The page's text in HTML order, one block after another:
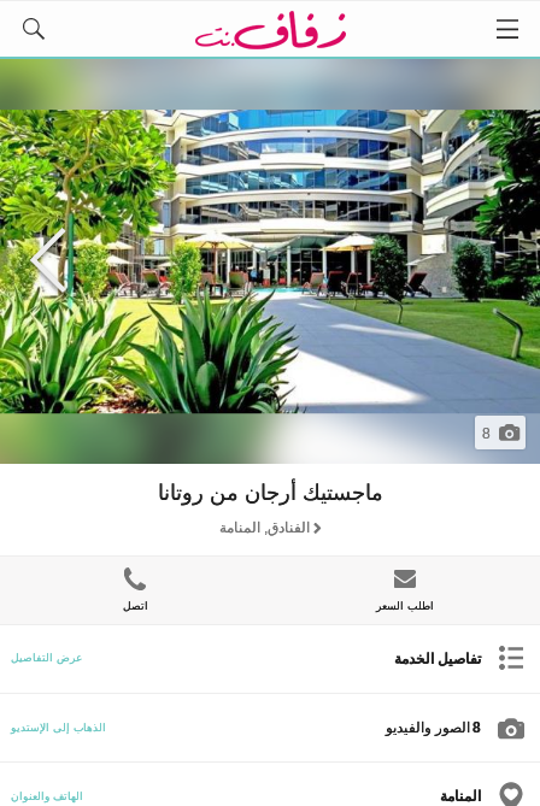
8
ماجستيك أرجان من روتانا
الفنادق, المنامة
اطلب السعر اتصل
تفاصيل الخدمة عرض التفاصيل
8 الصور والفيديو الذهاب إلى الإستديو
المنامة الهاتف والعنوان